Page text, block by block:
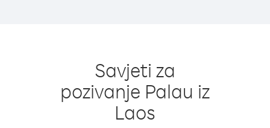
Savjeti za
pozivanje Palau iz
Laos